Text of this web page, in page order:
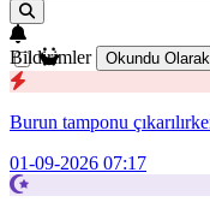
Bildirimler Okundu
Burun tamponu
01-09-2026 07:17